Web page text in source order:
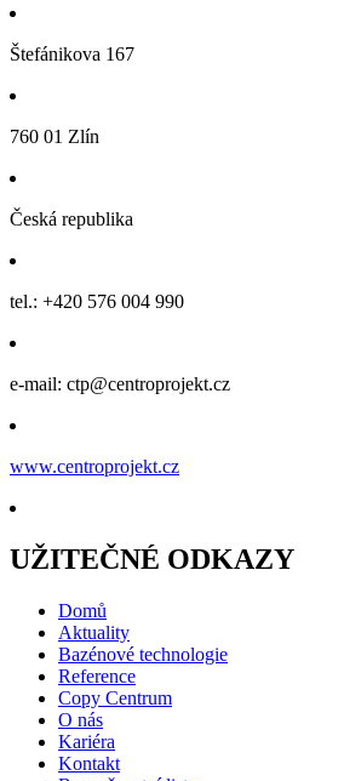
Štefánikova 167
760 01 Zlín
Česká republika
tel.: +420 576 004 990
e-mail: ctp@centroprojekt.cz
www.centroprojekt.cz
UŽITEČNÉ ODKAZY
Domů
Aktuality
Bazénové technologie
Reference
Copy Centrum
O nás
Kariéra
Kontakt